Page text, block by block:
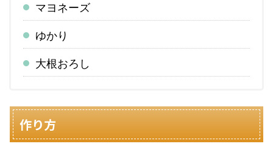
マヨネーズ
ゆかり
大根おろし
作り方